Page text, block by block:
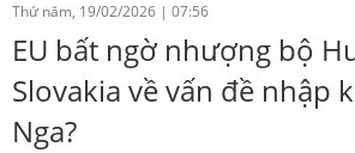
Thứ năm, 19/02/2026 | 07:56
EU bất ngờ nhượng bộ
Slovakia về vấn đề nhập
Nga?